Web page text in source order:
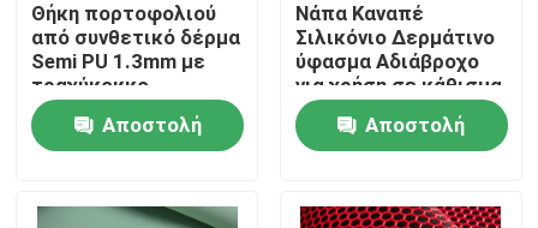
Αρχική Σελίδα
Προϊόντα
Σχετικά με εμάς
Θήκη πορτοφολιού
από συνθετικό δέρμα
Semi PU 1.3mm με
τραχύκοκκο
φινίρισμα,
Παπούτσια,
Σημειωματάριο,
Δερμάτινο ύφασμα
Αποστολή
Νάπα Καναπέ
Σιλικόνιο Δερμάτινο
ύφασμα Αδιάβροχο
για χρήση σε κάθισμα
αυτοκινήτου
Αποστολή